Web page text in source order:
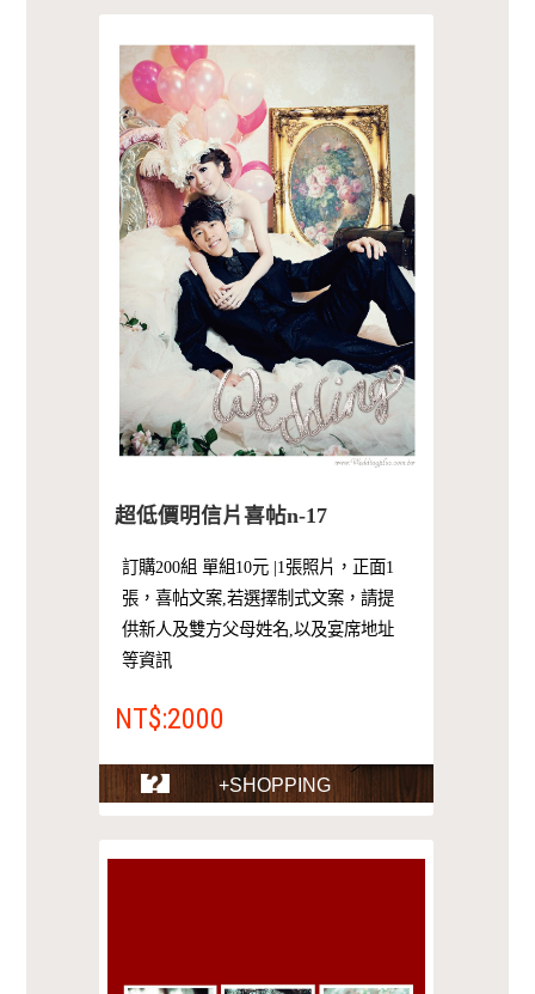
超低價明信片喜帖n-17
訂購200組 單組10元 |1張照片，正面1
張，喜帖文案,若選擇制式文案，請提
供新人及雙方父母姓名,以及宴席地址
等資訊
NT$:2000
+SHOPPING